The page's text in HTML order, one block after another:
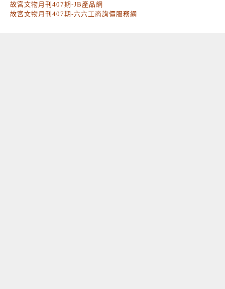
故宮文物月刊407期-JB產品網
故宮文物月刊407期-六六工商詢價服務網